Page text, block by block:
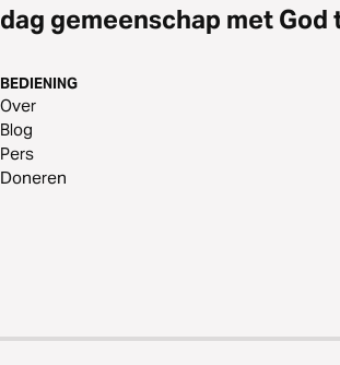
dag gemeenschap met God
BEDIENING
Over
Blog
Pers
Doneren